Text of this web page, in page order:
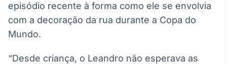
episódio recente à forma como ele se envolvia
com a decoração da rua durante a Copa do
Mundo.
“Desde criança, o Leandro não esperava as